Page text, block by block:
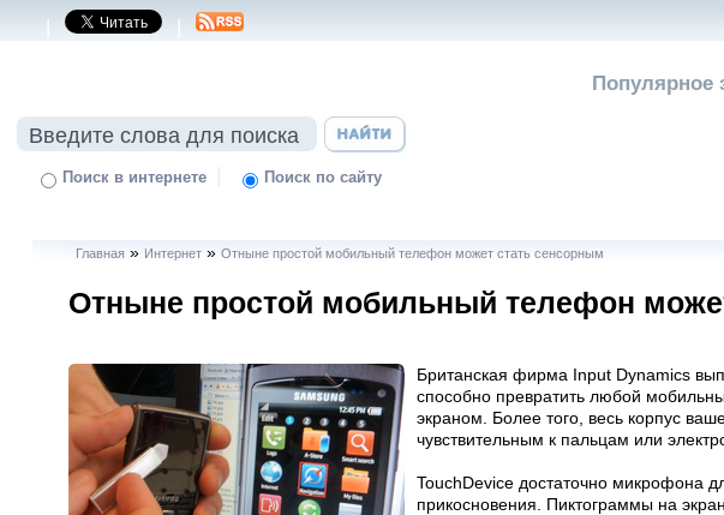
| |
Поиск в интернете | Поиск по сайту
Популярное
Главная » Интернет» Отныне простой мобильный телефон может стать сенсорным
Отныне простой мобильный телефон
Британская фирма Input Dynamics
способно превратить любой
экраном. Более того, весь корпус
чувствительным к пальцам или
TouchDevice достаточно микрофона
прикосновения. Пиктограммы на